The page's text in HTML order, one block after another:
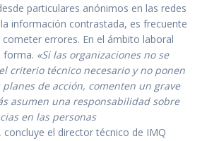
particulares anónimos en las redes
información contrastada, es frecuente
cometer errores. En el ámbito laboral
forma. «Si las organizaciones no se
criterio técnico necesario y no ponen
de acción, comenten un grave
asumen una responsabilidad sobre
en las personas
concluye el director técnico de IMQ